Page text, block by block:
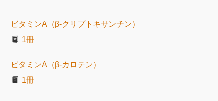
ビタミンA（β-クリプトキサンチン）
1冊
ビタミンA（β-カロテン）
1冊